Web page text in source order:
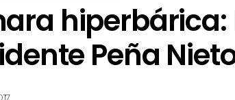
hiperbárica:
Peña